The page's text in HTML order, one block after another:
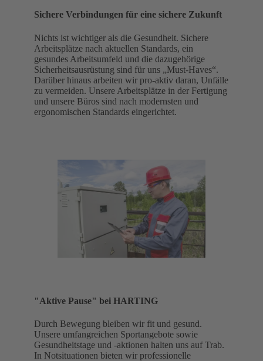
Sichere Verbindungen für eine sichere Zukunft
Nichts ist wichtiger als die Gesundheit. Sichere
Arbeitsplätze nach aktuellen Standards, ein
gesundes Arbeitsumfeld und die dazugehörige
Sicherheitsausrüstung sind für uns „Must-Haves“.
Darüber hinaus arbeiten wir pro-aktiv daran, Unfälle
zu vermeiden. Unsere Arbeitsplätze in der Fertigung
und unsere Büros sind nach modernsten und
ergonomischen Standards eingerichtet.
"Aktive Pause" bei HARTING
Durch Bewegung bleiben wir fit und gesund.
Unsere umfangreichen Sportangebote sowie
Gesundheitstage und -aktionen halten uns auf Trab.
In Notsituationen bieten wir professionelle